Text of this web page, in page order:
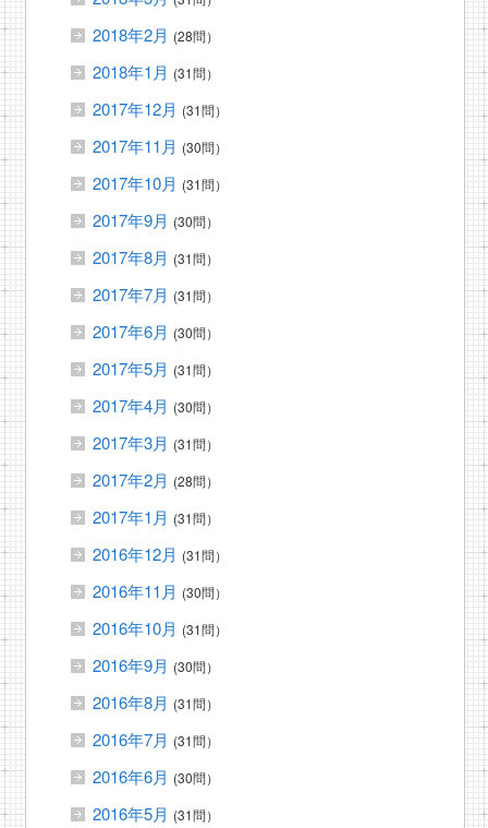
2018年2月 (28問）
2018年1月 (31問）
2017年12月 (31問）
2017年11月 (30問）
2017年10月 (31問）
2017年9月 (30問）
2017年8月 (31問）
2017年7月 (31問）
2017年6月 (30問）
2017年5月 (31問）
2017年4月 (30問）
2017年3月 (31問）
2017年2月 (28問）
2017年1月 (31問）
2016年12月 (31問）
2016年11月 (30問）
2016年10月 (31問）
2016年9月 (30問）
2016年8月 (31問）
2016年7月 (31問）
2016年6月 (30問）
2016年5月 (31問）